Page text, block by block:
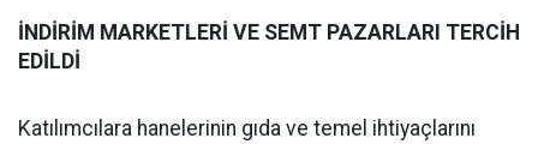
İNDİRİM MARKETLERİ VE SEMT PAZARLARI TERCİH
EDİLDİ
Katılımcılara hanelerinin gıda ve temel ihtiyaçlarını